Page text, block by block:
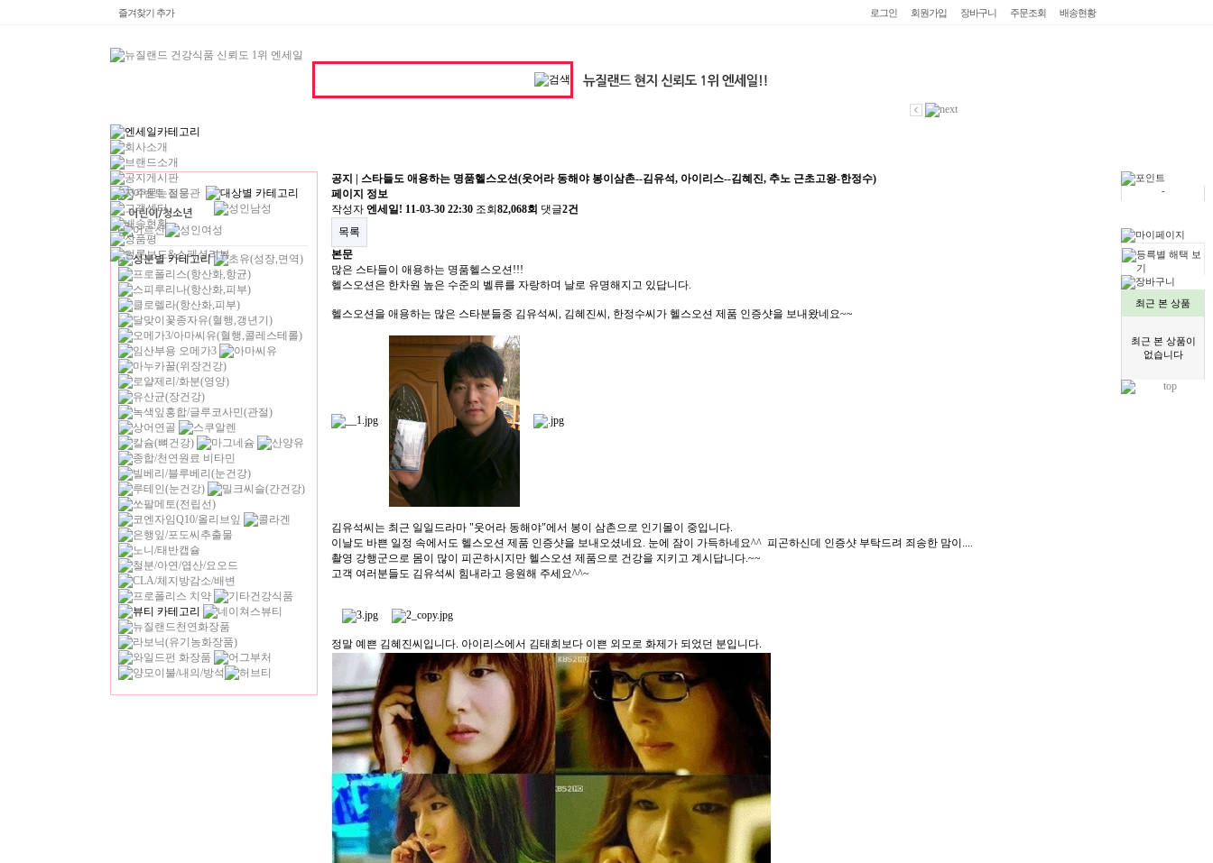
즐겨찾기 추가 로그인 회원가입 장바구니 주문조회 배송현황
-
최근 본 상품
최근 본 상품이
없습니다
공지 | 스타들도 애용하는 명품헬스오션(웃어라 동해야 봉이삼촌--김유석, 아이리스--김혜진, 추노 근초고왕-한정수)
페이지 정보
작성자 엔세일! 11-03-30 22:30 조회 82,068회 댓글2건
목록
본문
많은 스타들이 애용하는 명품헬스오션!!!
헬스오션은 한차원 높은 수준의 벨류를 자랑하며 날로 유명해지고 있답니다.
헬스오션을 애용하는 많은 스타분들중 김유석씨, 김혜진씨, 한정수씨가 헬스오션 제품 인증샷을 보내왔네요~~
김유석씨는 최근 일일드라마 "웃어라 동해야"에서 봉이 삼촌으로 인기몰이 중입니다.
이날도 바쁜 일정 속에서도 헬스오션 제품 인증샷을 보내오셨네요. 눈에 잠이 가득하네요^^ 피곤하신데 인증샷 부탁드려 죄송한 맘이....
촬영 강행군으로 몸이 많이 피곤하시지만 헬스오션 제품으로 건강을 지키고 계시답니다.~~
고객 여러분들도 김유석씨 힘내라고 응원해 주세요^^~
정말 예쁜 김혜진씨입니다. 아이리스에서 김태희보다 이쁜 외모로 화제가 되었던 분입니다.